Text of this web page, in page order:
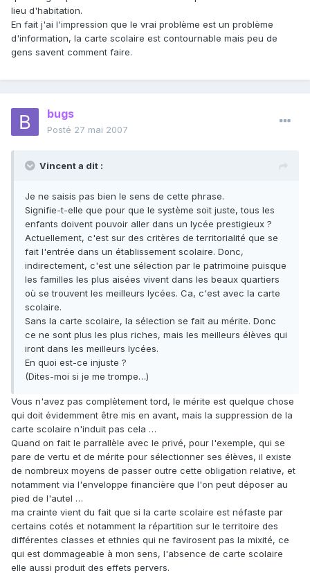
lieu d'habitation.
En fait j'ai l'impression que le vrai problème est un problème
d'information, la carte scolaire est contournable mais peu de
gens savent comment faire.
bugs
Posté 27 mai 2007
Vincent a dit :
Je ne saisis pas bien le sens de cette phrase.
Signifie-t-elle que pour que le système soit juste, tous les
enfants doivent pouvoir aller dans un lycée prestigieux ?
Actuellement, c'est sur des critères de territorialité que se
fait l'entrée dans un établissement scolaire. Donc,
indirectement, c'est une sélection par le patrimoine puisque
les familles les plus aisées vivent dans les beaux quartiers
où se trouvent les meilleurs lycées. Ca, c'est avec la carte
scolaire.
Sans la carte scolaire, la sélection se fait au mérite. Donc
ce ne sont plus les plus riches, mais les meilleurs élèves qui
iront dans les meilleurs lycées.
En quoi est-ce injuste ?
(Dites-moi si je me trompe…)
Vous n'avez pas complètement tord, le mérite est quelque chose
qui doit évidemment être mis en avant, mais la suppression de la
carte scolaire n'induit pas cela …
Quand on fait le parrallèle avec le privé, pour l'exemple, qui se
pare de vertu et de mérite pour sélectionner ses élèves, il existe
de nombreux moyens de passer outre cette obligation relative, et
notamment via l'enveloppe financière que l'on peut déposer au
pied de l'autel …
ma crainte vient du fait que si la carte scolaire est néfaste par
certains cotés et notamment la répartition sur le territoire des
différentes classes et ethnies qui ne favirosent pas la mixité, ce
qui est dommageable à mon sens, l'absence de carte scolaire
elle aussi produit des effets pervers.